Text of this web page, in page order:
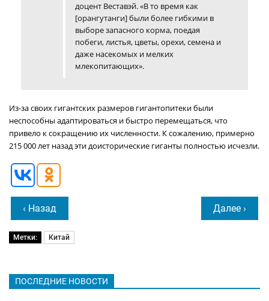
доцент Веставэй. «В то время как
[орангутанги] были более гибкими в
выборе запасного корма, поедая
побеги, листья, цветы, орехи, семена и
даже насекомых и мелких
млекопитающих».
Из-за своих гигантских размеров гигантопитеки были
неспособны адаптироваться и быстро перемещаться, что
привело к сокращению их численности. К сожалению, примерно
215 000 лет назад эти доисторические гиганты полностью исчезли.
‹ Назад Далее ›
Метки: Китай
ПОСЛЕДНИЕ НОВОСТИ